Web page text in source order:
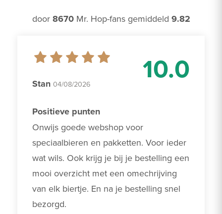
door 8670Mr. Hop-fans gemiddeld 9.82
10.0
Stan 04/08/2026
Positieve punten
Onwijs goede webshop voor
speciaalbieren en pakketten. Voor ieder
wat wils. Ook krijg je bij je bestelling een
mooi overzicht met een omechrijving
van elk biertje. En na je bestelling snel
bezorgd.